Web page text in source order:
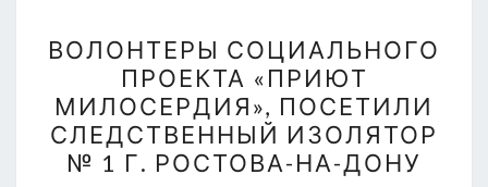
СОЦИАЛЬНОГО
ПРОЕКТА
«ПРИЮТ
МИЛОСЕРДИЯ»,
ПОСЕТИЛИ
ВОЛОНТЕРЫ СОЦИАЛЬНОГО
ПРОЕКТА «ПРИЮТ
МИЛОСЕРДИЯ», ПОСЕТИЛИ
СЛЕДСТВЕННЫЙ ИЗОЛЯТОР
№ 1 Г. РОСТОВА-НА-ДОНУ